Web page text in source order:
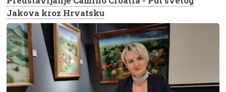
Jakova kroz Hrvatsku